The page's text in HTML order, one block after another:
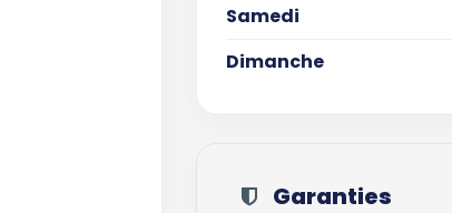
Samedi
Dimanche
Garanties